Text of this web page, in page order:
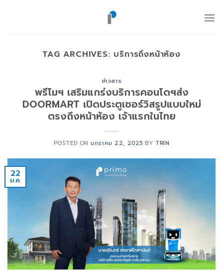
TAG ARCHIVES: บริการถึงหน้าห้อง
ข่าวสาร
พรีโมฯ เสริมแกร่งบริการคอนโดฯส่ง
DOORMART เปิดประตูเซอร์วิสรูปแบบใหม่
ตรงถึงหน้าห้อง เจ้าแรกในไทย
POSTED ONมกราคม 22, 2025 BY TRIN
22
ม.ค.